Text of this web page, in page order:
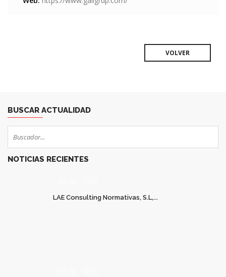
VOLVER
BUSCAR ACTUALIDAD
NOTICIAS RECIENTES
LAE Consulting Normativas, S.L,...